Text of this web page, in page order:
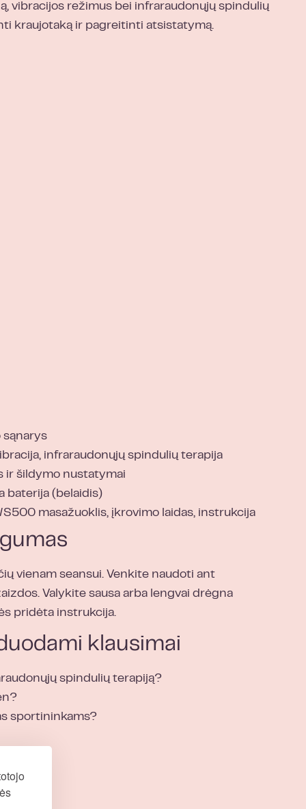
vibracijos režimus bei infraraudonųjų spindulių
kraujotaką ir pagreitinti atsistatymą.
sąnarys
infraraudonųjų spindulių terapija
ir šildymo nustatymai
baterija (belaidis)
masažuoklis, įkrovimo laidas, instrukcija
vienam seansui. Venkite naudoti ant
Valykite sausa arba lengvai drėgna
pridėta instrukcija.
klausimai
spindulių terapiją?
sportininkams?